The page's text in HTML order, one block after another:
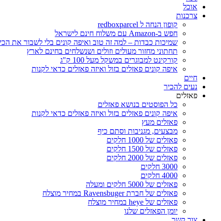
אוכל
צרכנות
קופון הנחה ל redboxparcel
חפש ב-Amazon עם משלוח חינם לישראל
שמיכות כבדות – למה זה טוב ואיפה קונים בלי לשבור את
תחתוני מחזור מעולים וזולים ושנשלחים בחינם לארץ
קורקינט למבוגרים במשקל מעל 100 ק"ג
איפה קונים פאזלים בזול ואיזה פאזלים כדאי לקנות
חיים
נעים להכיר
פאזלים
כל הפוסטים בנושא פאזלים
איפה קונים פאזלים בזול ואיזה פאזלים כדאי לקנות
פאזלים מעץ
מבצעים, מגניבות וסתם כיף
פאזלים של 1000 חלקים
פאזלים של 1500 חלקים
פאזלים של 2000 חלקים
3000 חלקים
4000 חלקים
פאזלים של 5000 חלקים ומעלה
פאזלים של חברת Ravensbuger במחיר מוצלח
פאזלים של heye במחיר מוצלח
יומן הפאזלים שלנו